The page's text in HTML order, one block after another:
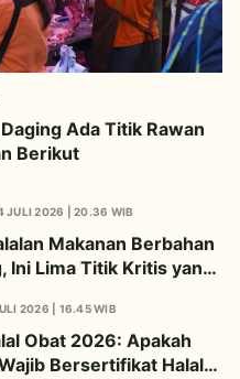
Ada Titik Rawan
Berikut
JULI 2026 | 20.36 WIB
Makanan Berbahan
Ini Lima Titik Kritis yang
2026 | 16.45 WIB
Obat 2026: Apakah
Bersertifikat Halal?